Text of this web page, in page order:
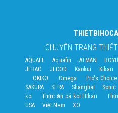
CHUYÊN TRANG
AQUAEL Aquafin ATMAN BOYU
JEBAO
JECOD Kaokui Kikari
OKIKO
Omega Pro's Choice
SAKURA
SERA Shanghai Sonic
koi
Thức ăn cá koi Hikari
USA
Việt Nam XO